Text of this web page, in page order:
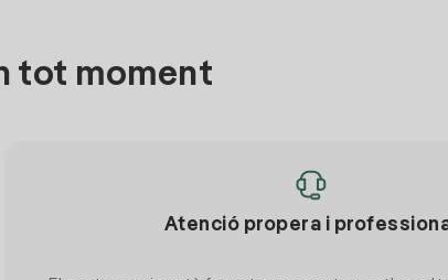
tot moment
Atenció propera i